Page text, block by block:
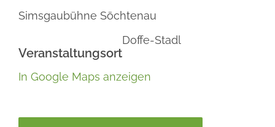
Simsgaubühne Söchtenau
Veranstaltungsort
Doffe-Stadl
In Google Maps anzeigen